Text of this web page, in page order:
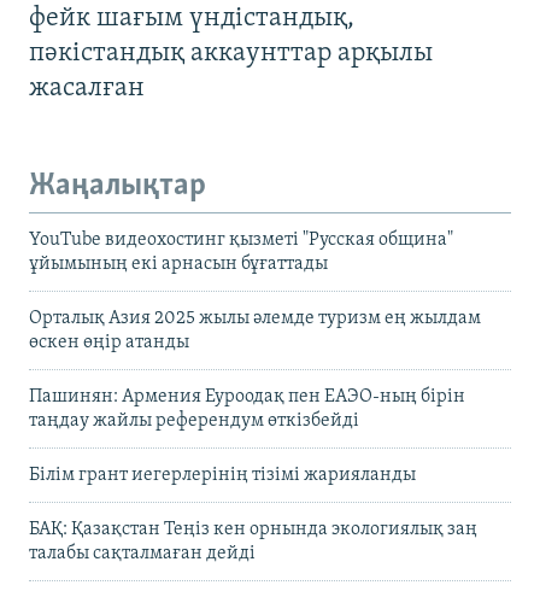
фейк шағым үндістандық,
пәкістандық аккаунттар арқылы
жасалған
Жаңалықтар
YouTube видеохостинг қызметі "Русская община"
ұйымының екі арнасын бұғаттады
Орталық Азия 2025 жылы әлемде туризм ең жылдам
өскен өңір атанды
Пашинян: Армения Еуроодақ пен ЕАЭО-ның бірін
таңдау жайлы референдум өткізбейді
Білім грант иегерлерінің тізімі жарияланды
БАҚ: Қазақстан Теңіз кен орнында экологиялық заң
талабы сақталмаған дейді